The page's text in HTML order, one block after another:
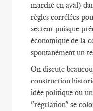
marché en aval)
règles corrélées
secteur puisque
économique de la
spontanément un
On discute
construction
idée politique ou
"régulation" se